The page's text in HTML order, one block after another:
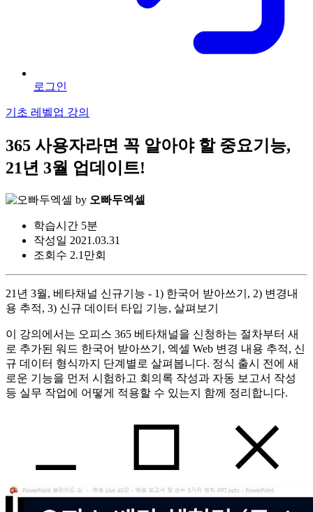
로그인
기초 레벨업 강의
365 사용자라면 꼭 알아야 할 중요기능,
21년 3월 업데이트!
by 오빠두엑셀
학습시간 5분
작성일 2021.03.31
조회수 2.1만회
21년 3월, 베타채널 신규기능 - 1) 한국어 받아쓰기, 2) 변경내
용 추적, 3) 신규 데이터 타입 기능, 살펴보기
이 강의에서는 오피스 365 베타채널을 신청하는 절차부터 새
로 추가된 워드 한국어 받아쓰기, 엑셀 Web 변경 내용 추적, 신
규 데이터 형식까지 단계별로 살펴봅니다. 정식 출시 전에 새
로운 기능을 먼저 시험하고 회의록 작성과 자동 보고서 작성
등 실무 작업에 어떻게 적용할 수 있는지 함께 정리합니다.